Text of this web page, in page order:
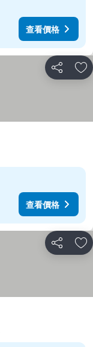
查看價格
分享 加
查看價格
分享 加